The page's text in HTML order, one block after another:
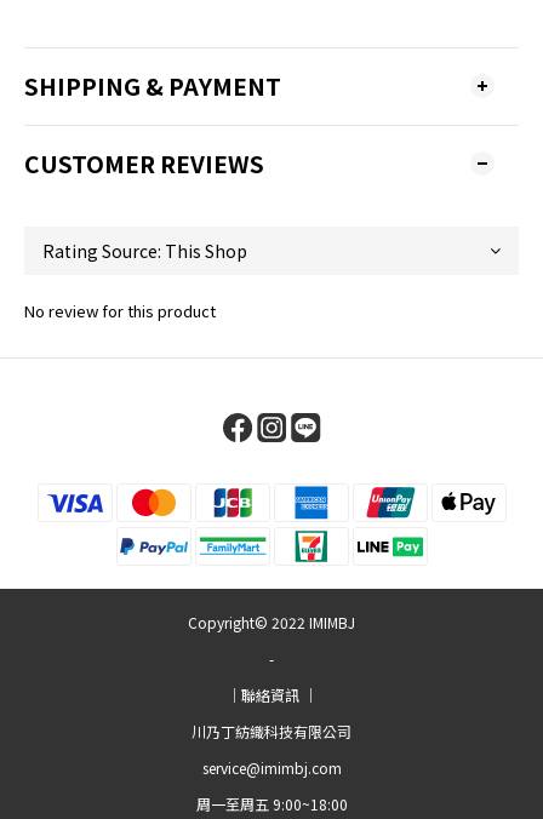
SHIPPING & PAYMENT
CUSTOMER REVIEWS
No review for this product
Copyright© 2022 IMIMBJ
-
｜聯絡資訊 ｜
川乃丁紡織科技有限公司
service@imimbj.com
周一至周五 9:00~18:00